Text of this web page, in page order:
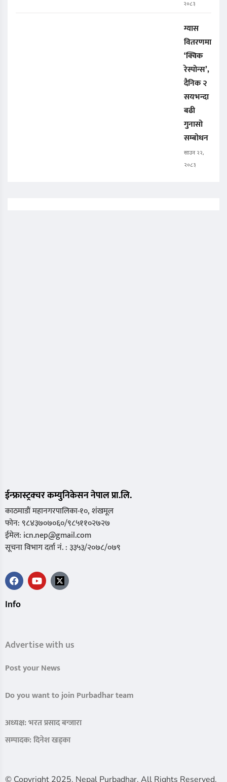
२०८३
ग्यास
वितरणमा
‘क्विक
रेस्पोन्स’,
दैनिक २
सयभन्दा
बढी
गुनासो
सम्बोधन
साउन २२,
२०८३
ईन्फ्रास्ट्रक्चर कम्युनिकेसन नेपाल प्रा.लि.
काठमाडौं महानगरपालिका-१०, शंखमूल
फोन: ९८४३७०७०६०/९८५११०२७२७
ईमेल: icn.nep@gmail.com
सूचना विभाग दर्ता नं. : ३३५३/२०७८/०७९
Info
Advertise with us
Post your News
Do you want to join Purbadhar team
अध्यक्ष: भरत प्रसाद बन्जारा
सम्पादक: दिनेश खड्का
© Copyright 2025. Nepal Purbadhar. All Rights Reserved.